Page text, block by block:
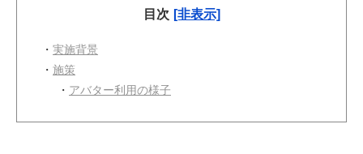
目次 [非表示]
・ 実施背景
・ 施策
・ アバター利用の様子